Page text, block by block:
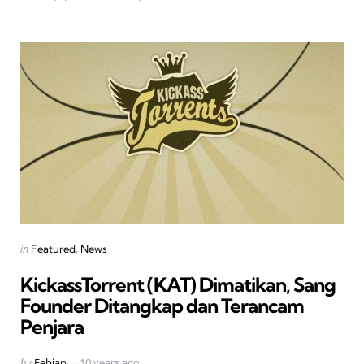
Categories
Posted
in Featured News
KickassTorrent (KAT) Dimatikan, Sang
Founder Ditangkap dan Terancam
Penjara